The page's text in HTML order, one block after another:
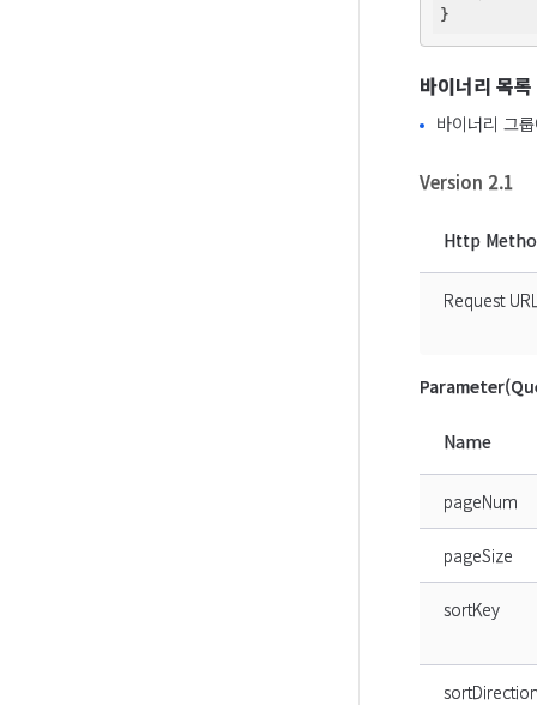
바이너리 목
바이너리 그
Version 2.1
Http
Request
Name
pageNum
pageSize
sortKey